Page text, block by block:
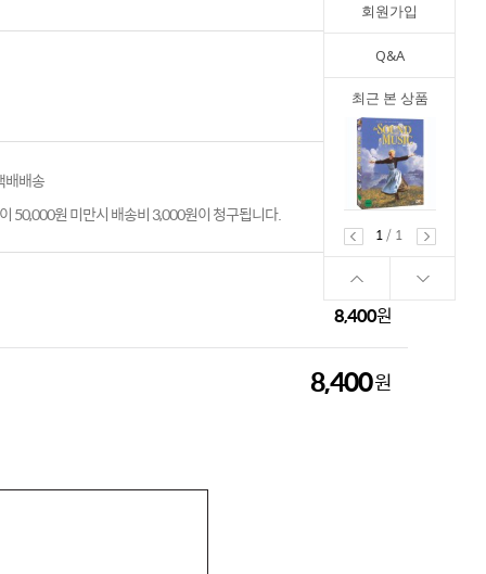
회원가입
Q&A
최근 본 상품
1
/ 1
배배송
50,000원 미만시 배송비 3,000원이 청구됩니다.
8,400원
8,400원